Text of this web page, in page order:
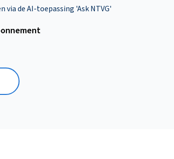
via de AI-toepassing 'Ask NTVG'